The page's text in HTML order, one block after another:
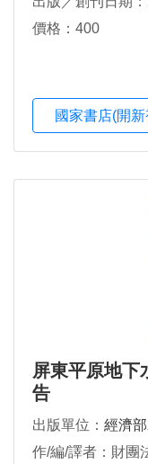
價格：400
國家書店(開
屏東平原地下
告
出版單位： 經濟
作/編/譯者：財團